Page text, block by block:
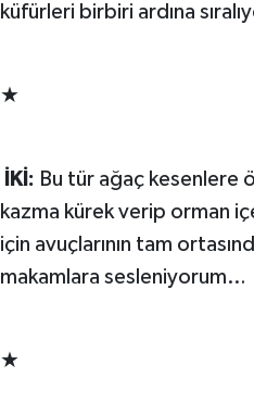
küfürleri birbiri ardına
★
İKİ: Bu tür ağaç kesenlere
kazma kürek verip orman
için avuçlarının tam
makamlara sesleniyorum…
★